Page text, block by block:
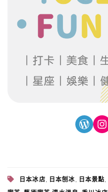
WordPress Instagram
日本冰店, 日本刨冰, 日本景點,